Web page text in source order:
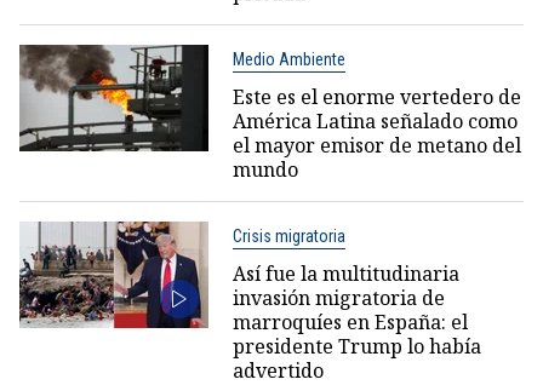
Medio Ambiente
Este es el enorme vertedero de
América Latina señalado como
el mayor emisor de metano del
mundo
Crisis migratoria
Así fue la multitudinaria
invasión migratoria de
marroquíes en España: el
presidente Trump lo había
advertido